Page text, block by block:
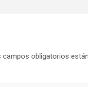
campos obligatorios